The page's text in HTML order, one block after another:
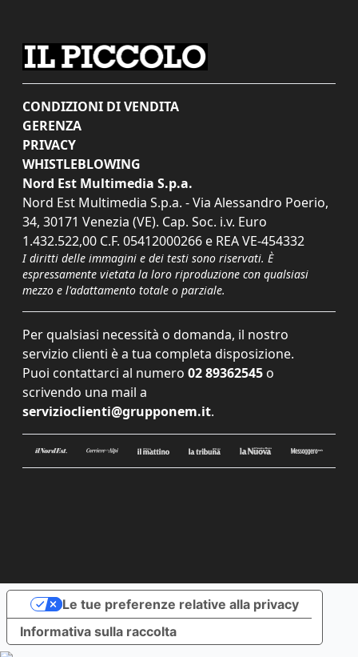
CONDIZIONI DI VENDITA
GERENZA
PRIVACY
WHISTLEBLOWING
Nord Est Multimedia S.p.a.
Nord Est Multimedia S.p.a. - Via Alessandro Poerio,
34, 30171 Venezia (VE). Cap. Soc. i.v. Euro
1.432.522,00 C.F. 05412000266 e REA VE-454332
I diritti delle immagini e dei testi sono riservati. È
espressamente vietata la loro riproduzione con qualsiasi
mezzo e l'adattamento totale o parziale.
Per qualsiasi necessità o domanda, il nostro
servizio clienti è a tua completa disposizione.
Puoi contattarci al numero 02 89362545 o
scrivendo una mail a
servizioclienti@grupponem.it.
Informativa sulla raccolta
Le tue preferenze relative alla privacy